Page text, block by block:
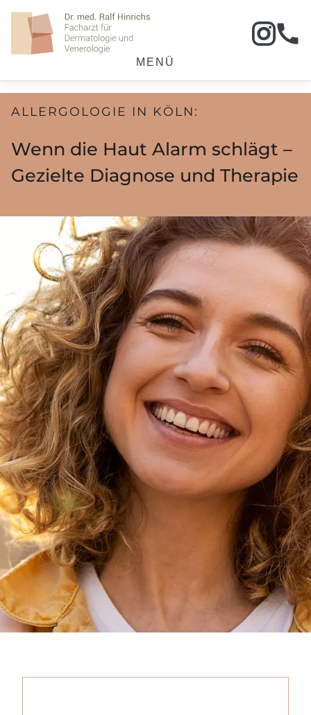
MENÜ
ALLERGOLOGIE IN KÖLN:
Wenn die Haut Alarm schlägt –
Gezielte Diagnose und Therapie